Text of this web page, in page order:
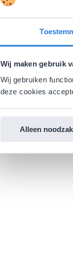
Wij maken gebruik
Wij gebruiken
deze cookies
Alleen